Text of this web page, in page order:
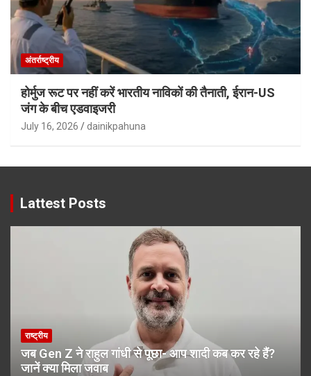
अंतर्राष्ट्रीय
होर्मुज रूट पर नहीं करें भारतीय नाविकों की तैनाती, ईरान-US
जंग के बीच एडवाइजरी
July 16, 2026 dainikpahuna
Lattest Posts
राष्ट्रीय
जब Gen Z ने राहुल गांधी से पूछा- आप शादी कब कर रहे हैं?
जानें क्या मिला जवाब